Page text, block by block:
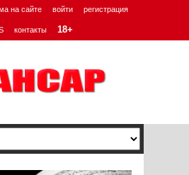
на сайте войти регистрация
контакты 18+